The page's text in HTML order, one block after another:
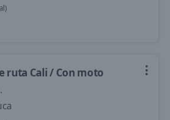
ruta Cali / Con moto